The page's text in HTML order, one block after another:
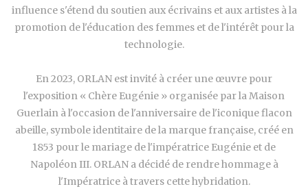
influence s'étend du soutien aux écrivains et aux artistes à la
promotion de l'éducation des femmes et de l'intérêt pour la
technologie.
En 2023, ORLAN est invité à créer une œuvre pour
l'exposition « Chère Eugénie » organisée par la Maison
Guerlain à l'occasion de l'anniversaire de l'iconique flacon
abeille, symbole identitaire de la marque française, créé en
1853 pour le mariage de l'impératrice Eugénie et de
Napoléon III. ORLAN a décidé de rendre hommage à
l'Impératrice à travers cette hybridation.